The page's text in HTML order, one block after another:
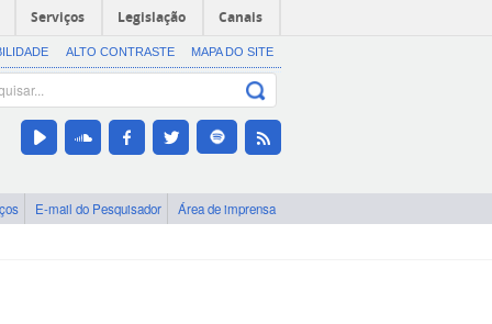
Serviços Legislação Canais
ALTO CONTRASTE MAPA DO SITE
E-mail do Pesquisador Área de imprensa